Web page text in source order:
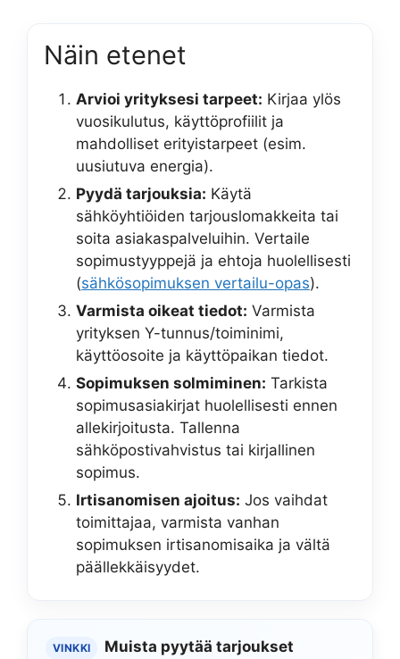
Näin etenet
Arvioi yrityksesi tarpeet: Kirjaa ylös
vuosikulutus, käyttöprofiilit ja
mahdolliset erityistarpeet (esim.
uusiutuva energia).
Pyydä tarjouksia: Käytä
sähköyhtiöiden tarjouslomakkeita tai
soita asiakaspalveluihin. Vertaile
sopimustyyppejä ja ehtoja huolellisesti
(sähkösopimuksen vertailu-opas).
Varmista oikeat tiedot: Varmista
yrityksen Y-tunnus/toiminimi,
käyttöosoite ja käyttöpaikan tiedot.
Sopimuksen solmiminen: Tarkista
sopimusasiakirjat huolellisesti ennen
allekirjoitusta. Tallenna
sähköpostivahvistus tai kirjallinen
sopimus.
Irtisanomisen ajoitus: Jos vaihdat
toimittajaa, varmista vanhan
sopimuksen irtisanomisaika ja vältä
päällekkäisyydet.
VINKKI
Muista pyytää tarjoukset